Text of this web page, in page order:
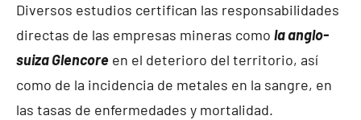
Diversos estudios certifican las responsabilidades
directas de las empresas mineras como la anglo-
suiza Glencore en el deterioro del territorio, así
como de la incidencia de metales en la sangre, en
las tasas de enfermedades y mortalidad.